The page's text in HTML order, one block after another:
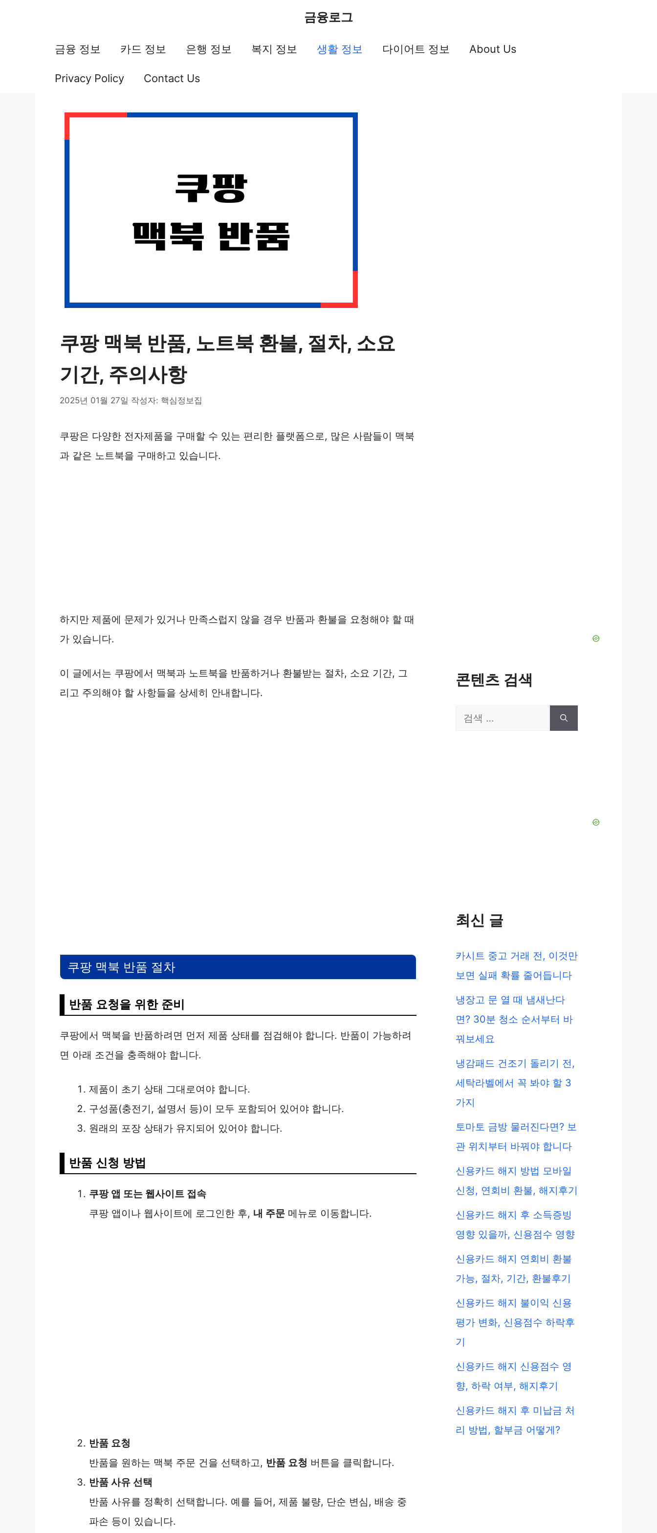
금융로그
금융 정보 카드 정보 은행 정보 복지 정보 생활 정보 다이어트 정보 About Us
Privacy Policy Contact Us
쿠팡 맥북 반품, 노트북 환불, 절차, 소요
기간, 주의사항
2025년 01월 27일 작성자: 핵심정보집
쿠팡은 다양한 전자제품을 구매할 수 있는 편리한 플랫폼으로, 많은 사람들이 맥북
과 같은 노트북을 구매하고 있습니다.
하지만 제품에 문제가 있거나 만족스럽지 않을 경우 반품과 환불을 요청해야 할 때
가 있습니다.
이 글에서는 쿠팡에서 맥북과 노트북을 반품하거나 환불받는 절차, 소요 기간, 그
리고 주의해야 할 사항들을 상세히 안내합니다.
쿠팡 맥북 반품 절차
반품 요청을 위한 준비
쿠팡에서 맥북을 반품하려면 먼저 제품 상태를 점검해야 합니다. 반품이 가능하려
면 아래 조건을 충족해야 합니다.
제품이 초기 상태 그대로여야 합니다.
구성품(충전기, 설명서 등)이 모두 포함되어 있어야 합니다.
원래의 포장 상태가 유지되어 있어야 합니다.
반품 신청 방법
쿠팡 앱 또는 웹사이트 접속
쿠팡 앱이나 웹사이트에 로그인한 후, 내 주문 메뉴로 이동합니다.
반품 요청
반품을 원하는 맥북 주문 건을 선택하고, 반품 요청 버튼을 클릭합니다.
반품 사유 선택
반품 사유를 정확히 선택합니다. 예를 들어, 제품 불량, 단순 변심, 배송 중
파손 등이 있습니다.
콘텐츠 검색
검
최신 글
카시트 중고 거래 전, 이것만
보면 실패 확률 줄어듭니다
냉장고 문 열 때 냄새난다
면? 30분 청소 순서부터 바
꿔보세요
냉감패드 건조기 돌리기 전,
세탁라벨에서 꼭 봐야 할 3
가지
토마토 금방 물러진다면? 보
관 위치부터 바꿔야 합니다
신용카드 해지 방법 모바일
신청, 연회비 환불, 해지후기
신용카드 해지 후 소득증빙
영향 있을까, 신용점수 영향
신용카드 해지 연회비 환불
가능, 절차, 기간, 환불후기
신용카드 해지 불이익 신용
평가 변화, 신용점수 하락후
기
신용카드 해지 신용점수 영
향, 하락 여부, 해지후기
신용카드 해지 후 미납금 처
리 방법, 할부금 어떻게?